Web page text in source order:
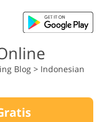
Blog > Indonesian